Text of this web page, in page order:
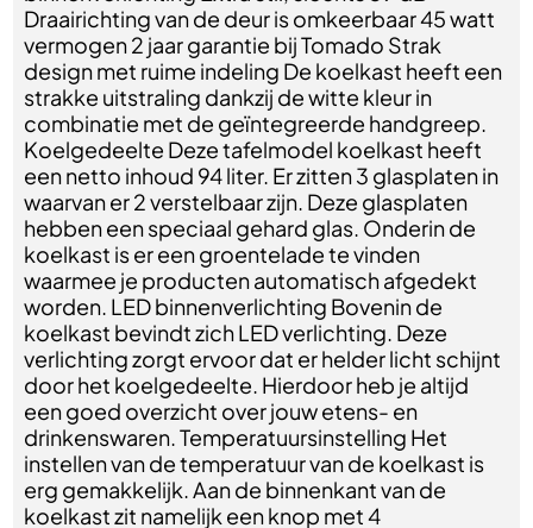
Draairichting van de deur is omkeerbaar 45 watt
vermogen 2 jaar garantie bij Tomado Strak
design met ruime indeling De koelkast heeft een
strakke uitstraling dankzij de witte kleur in
combinatie met de geïntegreerde handgreep.
Koelgedeelte Deze tafelmodel koelkast heeft
een netto inhoud 94 liter. Er zitten 3 glasplaten in
waarvan er 2 verstelbaar zijn. Deze glasplaten
hebben een speciaal gehard glas. Onderin de
koelkast is er een groentelade te vinden
waarmee je producten automatisch afgedekt
worden. LED binnenverlichting Bovenin de
koelkast bevindt zich LED verlichting. Deze
verlichting zorgt ervoor dat er helder licht schijnt
door het koelgedeelte. Hierdoor heb je altijd
een goed overzicht over jouw etens- en
drinkenswaren. Temperatuursinstelling Het
instellen van de temperatuur van de koelkast is
erg gemakkelijk. Aan de binnenkant van de
koelkast zit namelijk een knop met 4